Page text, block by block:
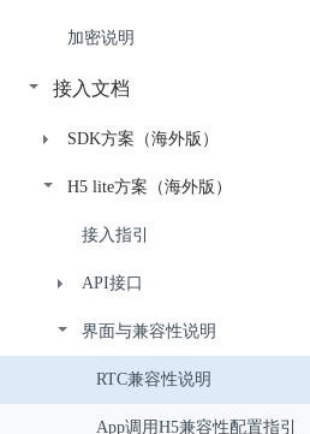
加密说明
接入文档
SDK方案（海外版）
FinAuth海外高级版（中文）
接入指引
API接口
鉴权
获取token
活体验证 （仅活体不比对）
加密说明
计费状态码
FinAuth海外基础版（中文）
接入指引
API接口
鉴权
获取token
H5 lite方案（海外版）
接入指引
API接口
获取Token
跳转活体验证地址
回调说明
界面与兼容性说明
RTC兼容性说明
App调用H5兼容性配置指引